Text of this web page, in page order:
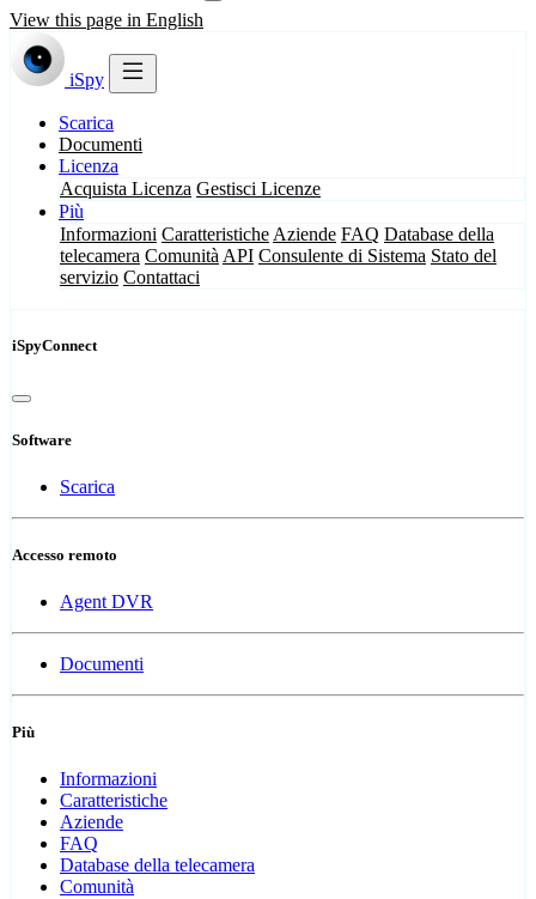
View this page in English
iSpy
Scarica
Documenti
Licenza
Acquista Licenza Gestisci Licenze
Più
Informazioni Caratteristiche Aziende FAQ Database della
telecamera Comunità API Consulente di Sistema Stato del
servizio Contattaci
iSpyConnect
Software
Scarica
Accesso remoto
Agent DVR
Documenti
Più
Informazioni
Caratteristiche
Aziende
FAQ
Database della telecamera
Comunità